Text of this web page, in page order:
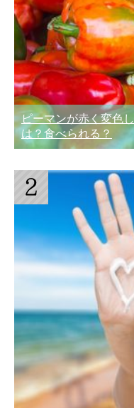
ピーマンが赤く変色
は？食べられる？